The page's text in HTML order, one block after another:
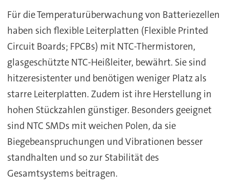
Für die Temperaturüberwachung von Batteriezellen
haben sich flexible Leiterplatten (Flexible Printed
Circuit Boards; FPCBs) mit NTC-Thermistoren,
glasgeschützte NTC-Heißleiter, bewährt. Sie sind
hitzeresistenter und benötigen weniger Platz als
starre LeiterpIatten. Zudem ist ihre Herstellung in
hohen Stückzahlen günstiger. Besonders geeignet
sind NTC SMDs mit weichen Polen, da sie
Biegebeanspruchungen und Vibrationen besser
standhalten und so zur Stabilität des
Gesamtsystems beitragen.